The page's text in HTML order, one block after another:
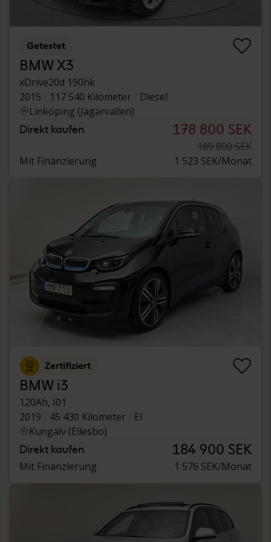
Getestet
BMW X3
xDrive20d 190hk
2015
117 540 Kilometer
Diesel
Linköping (Jägarvallen)
Direkt kaufen 178 800 SEK
189 800 SEK
Mit Finanzierung
1 523 SEK/Monat
Zertifiziert
BMW i3
120Ah, I01
2019
45 430 Kilometer
El
Kungälv (Ellesbo)
Direkt kaufen 184 900 SEK
Mit Finanzierung 1 576 SEK/Monat